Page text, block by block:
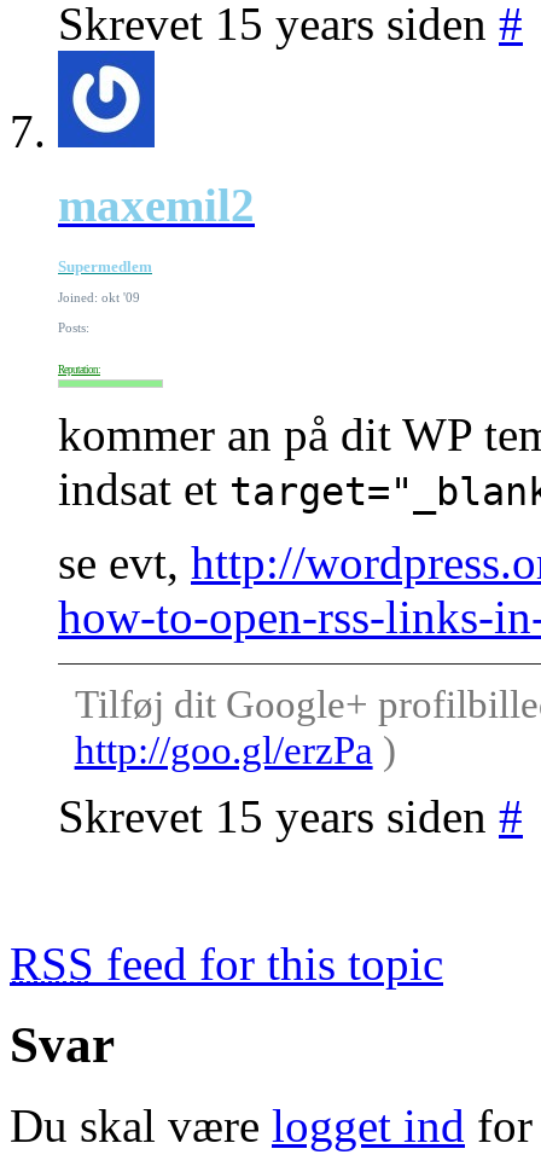
Skrevet 15 years siden #
maxemil2
Supermedlem
Joined: okt '09
Posts:
Reputation:
kommer an på dit WP
indsat et
se evt, http://
how-to-open-rss-links-
Tilføj dit Google+
http://goo.gl/erzPa )
Skrevet 15 years siden #
RSS feed for this topic
Svar
Du skal være logget ind for